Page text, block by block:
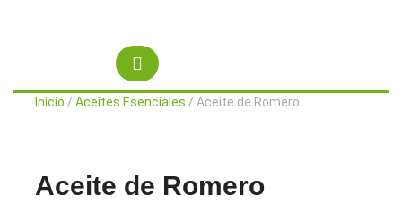
Botón
de
Inicio / Aceites Esenciales / Aceite de Romero
Aceite de Romero